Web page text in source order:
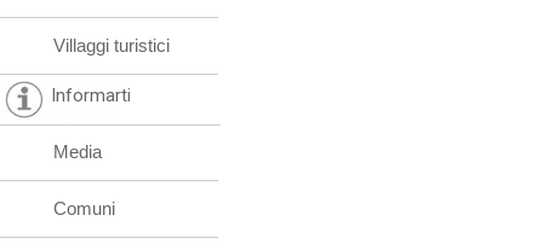
Villaggi turistici
Informarti
Media
Comuni